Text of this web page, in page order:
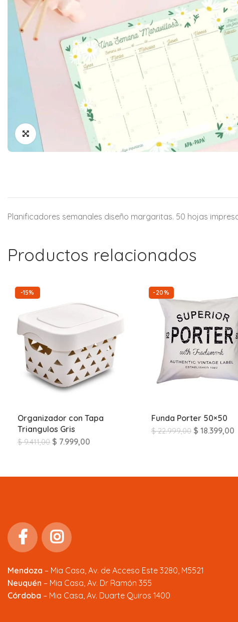
Planificadores semanales diseño margaritas. 50 hojas
Productos relacionados
-15%
Organizador con Tapa
Triangulos Gris
$9.411,00 $ 7.999,00
-20%
Funda Porter 50×50
$22.999,00 $ 18.399,00
Mendoza – Mia Casa, Av. de Acceso Este 3280, M5521
Neuquén – Mia Casa, Av. Dr Ramón 355
Córdoba – Mia Casa, Av. Duarte Quiros 1400